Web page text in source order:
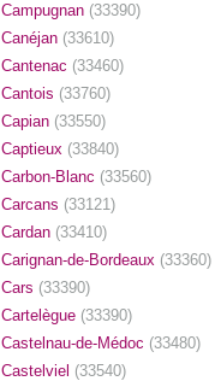
Campugnan (33390)
Canéjan (33610)
Cantenac (33460)
Cantois (33760)
Capian (33550)
Captieux (33840)
Carbon-Blanc (33560)
Carcans (33121)
Cardan (33410)
Carignan-de-Bordeaux (33360)
Cars (33390)
Cartelègue (33390)
Castelnau-de-Médoc (33480)
Castelviel (33540)